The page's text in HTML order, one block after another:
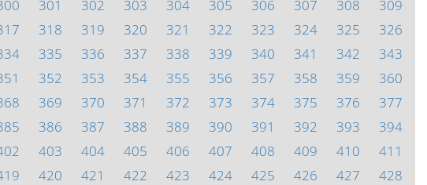
301 302 303 304 305 306 307 308
309
318 319 320 321 322 323 324 325
326
335 336 337 338 339 340 341 342
343
352 353 354 355 356 357 358 359
360
369 370 371 372 373 374 375 376
377
386 387 388 389 390 391 392 393
394
403 404 405 406 407 408 409 410
411
420 421 422 423 424 425 426 427
428